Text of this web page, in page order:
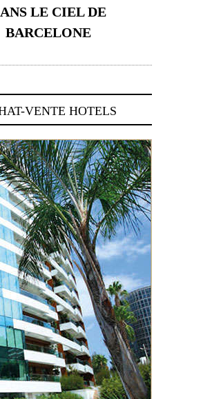
LE CIEL DE
BARCELONE
VENTE HOTELS